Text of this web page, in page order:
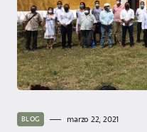
BLOG marzo 22, 2021